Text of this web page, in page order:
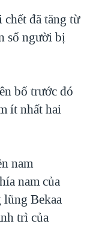
đã tăng từ
số người bị
bố trước đó
ít nhất hai
nam
nam của
Bekaa
trì của